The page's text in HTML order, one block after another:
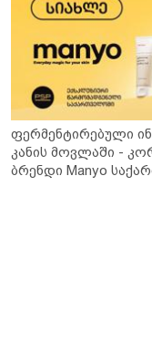
ფერმენტირებული
კანის მოვლაში -
ბრენდი Manyo